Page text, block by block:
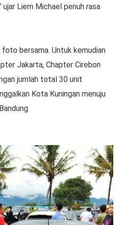
ujar Liem Michael penuh rasa
foto bersama. Untuk kemudian
Jakarta, Chapter Cirebon
jumlah total 30 unit
Kota Kuningan menuju